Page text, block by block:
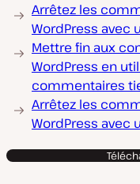
Arrêtez les
WordPress avec
Mettre fin aux
WordPress en
commentaires
Arrêtez les
WordPress avec